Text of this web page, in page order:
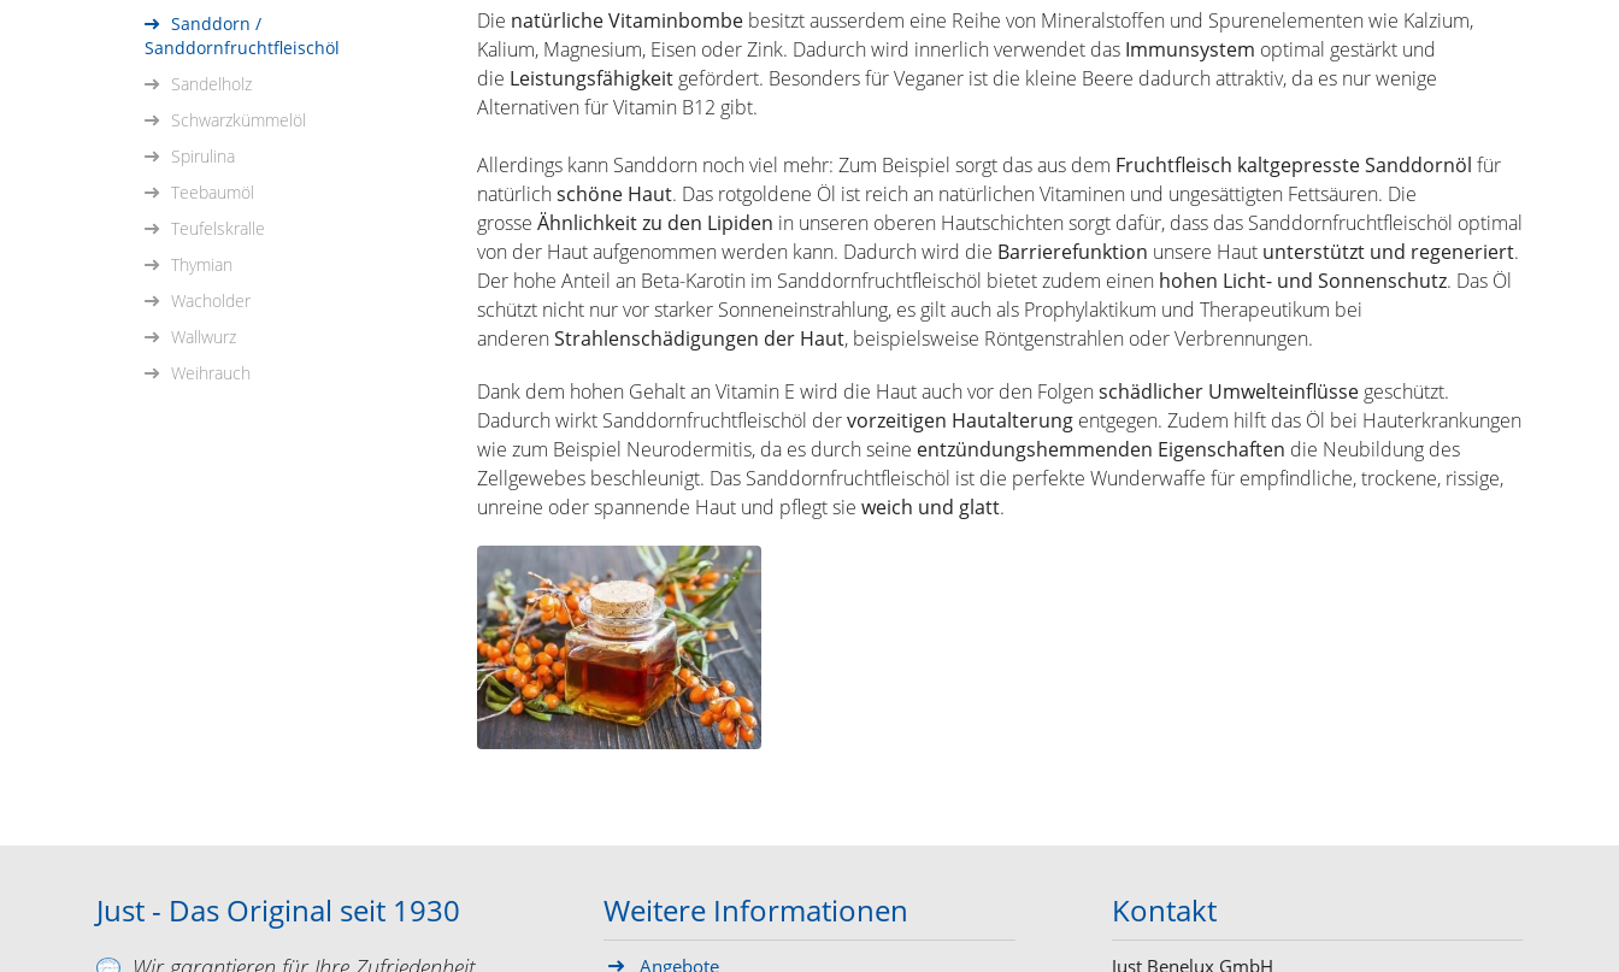
Sanddorn /
Sanddornfruchtfleischöl
Sandelholz
Schwarzkümmelöl
Spirulina
Teebaumöl
Teufelskralle
Thymian
Wacholder
Wallwurz
Weihrauch
Die natürliche Vitaminbombe besitzt ausserdem eine Reihe von Mineralstoffen und Spurenelementen wie Kalzium,
Kalium, Magnesium, Eisen oder Zink. Dadurch wird innerlich verwendet das Immunsystem optimal gestärkt und
die Leistungsfähigkeit gefördert. Besonders für Veganer ist die kleine Beere dadurch attraktiv, da es nur wenige
Alternativen für Vitamin B12 gibt.
Allerdings kann Sanddorn noch viel mehr: Zum Beispiel sorgt das aus dem Fruchtfleisch kaltgepresste Sanddornöl für
natürlichschöne Haut. Das rotgoldene Öl ist reich an natürlichen Vitaminen und ungesättigten Fettsäuren. Die
grosse Ähnlichkeit zu den Lipiden in unseren oberen Hautschichten sorgt dafür, dass das Sanddornfruchtfleischöl optimal
von der Haut aufgenommen werden kann. Dadurch wird die Barrierefunktion unsere Haut unterstützt und regeneriert.
Der hohe Anteil an Beta-Karotin im Sanddornfruchtfleischöl bietet zudem einen hohen Licht- und Sonnenschutz. Das Öl
schützt nicht nur vor starker Sonneneinstrahlung, es gilt auch als Prophylaktikum und Therapeutikum bei
anderenStrahlenschädigungen der Haut, beispielsweise Röntgenstrahlen oder Verbrennungen.
Dank dem hohen Gehalt an Vitamin E wird die Haut auch vor den Folgenschädlicher Umwelteinflüsse geschützt.
Dadurch wirkt Sanddornfruchtfleischöl dervorzeitigen Hautalterung entgegen. Zudem hilft das Öl bei Hauterkrankungen
wie zum Beispiel Neurodermitis, da es durch seine entzündungshemmenden Eigenschaften die Neubildung des
Zellgewebes beschleunigt. Das Sanddornfruchtfleischöl ist die perfekte Wunderwaffe für empfindliche, trockene, rissige,
unreine oder spannende Haut und pflegt sie weich und glatt.
Just - Das Original seit 1930 Weitere Informationen
Angebote
Kontakt
Just Benelux GmbH